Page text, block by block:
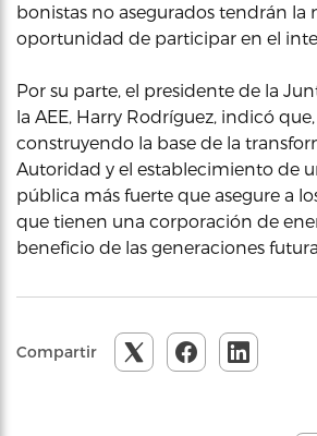
bonistas no asegurados tendrán la
oportunidad de participar en el
Por su parte, el presidente de la
la AEE, Harry Rodríguez, indicó que,
construyendo la base de la
Autoridad y el establecimiento de
pública más fuerte que asegure a
que tienen una corporación de
beneficio de las generaciones
Compartir